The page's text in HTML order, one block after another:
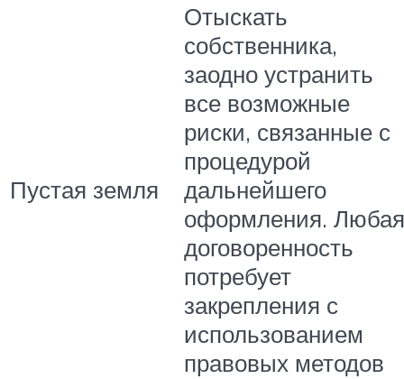
Пустая земля
Отыскать
собственника,
заодно устранить
все возможные
риски, связанные с
процедурой
дальнейшего
оформления. Любая
договоренность
потребует
закрепления с
использованием
правовых методов